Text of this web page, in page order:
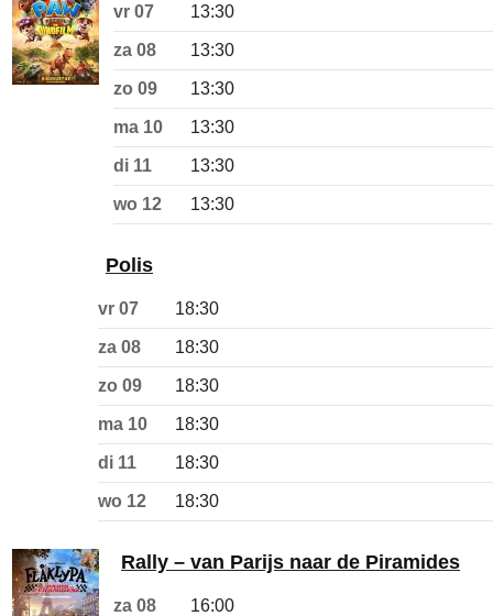
vr 07 13:30
za 08 13:30
zo 09 13:30
ma 10 13:30
di 11 13:30
wo 12 13:30
Polis
vr 07 18:30
za 08 18:30
zo 09 18:30
ma 10 18:30
di 11 18:30
wo 12 18:30
Rally – van Parijs naar de Piramides
za 08 16:00